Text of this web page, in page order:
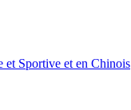
et Sportive et en Chinois